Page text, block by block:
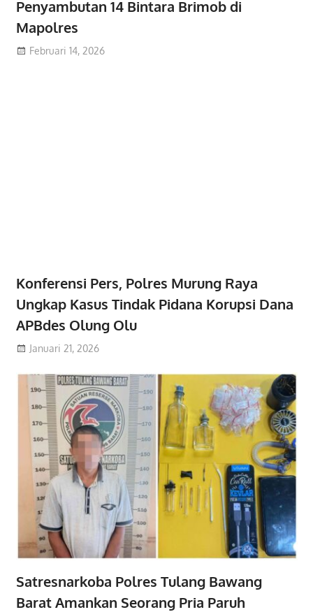
Penyambutan 14 Bintara Brimob di
Mapolres
Februari 14, 2026
Konferensi Pers, Polres Murung Raya
Ungkap Kasus Tindak Pidana Korupsi Dana
APBdes Olung Olu
Januari 21, 2026
Satresnarkoba Polres Tulang Bawang
Barat Amankan Seorang Pria Paruh